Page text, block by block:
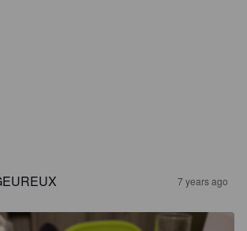
7 years ago